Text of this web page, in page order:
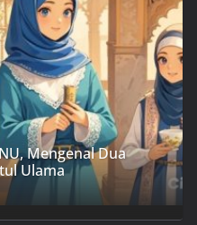
Mengenal Dua
Ulama